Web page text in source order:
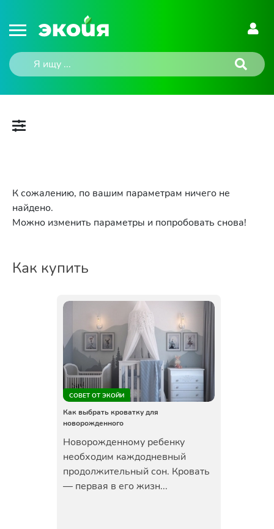
К сожалению, по вашим параметрам ничего не
найдено.
Можно изменить параметры и попробовать снова!
Как купить
СОВЕТ ОТ ЭКОЙИ
Как выбрать кроватку для
новорожденного
Новорожденному ребенку
необходим каждодневный
продолжительный сон. Кровать
— первая в его жизн...